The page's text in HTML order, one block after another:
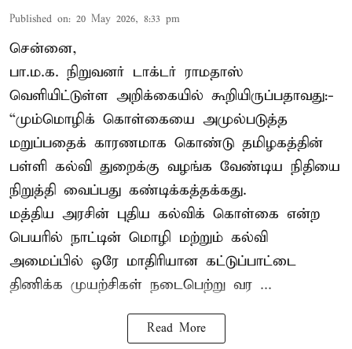
Published on: 20 May 2026, 8:33 pm
சென்னை,
பா.ம.க. நிறுவனர் டாக்டர் ராமதாஸ்
வெளியிட்டுள்ள அறிக்கையில் கூறியிருப்பதாவது:-
“மும்மொழிக் கொள்கையை அமுல்படுத்த
மறுப்பதைக் காரணமாக கொண்டு தமிழகத்தின்
பள்ளி கல்வி துறைக்கு வழங்க வேண்டிய நிதியை
நிறுத்தி வைப்பது கண்டிக்கத்தக்கது.
மத்திய அரசின் புதிய கல்விக் கொள்கை என்ற
பெயரில் நாட்டின் மொழி மற்றும் கல்வி
அமைப்பில் ஒரே மாதிரியான கட்டுப்பாட்டை
திணிக்க முயற்சிகள் நடைபெற்று வர ...
Read More